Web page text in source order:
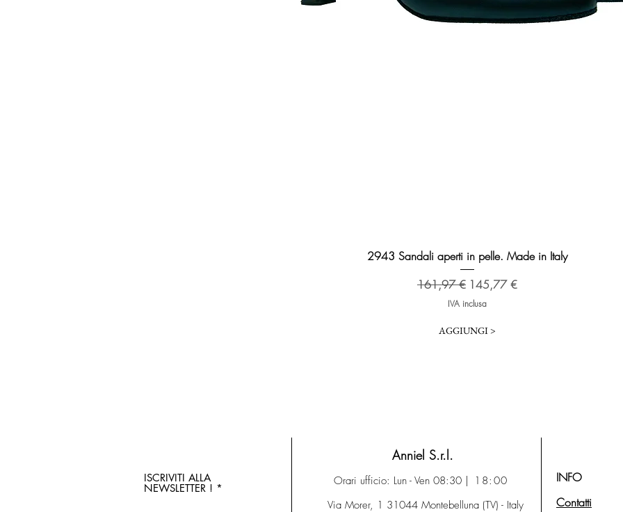
Vista rapida
2943 Sandali aperti in pelle. Made in Italy
Prezzo regolare
161,97 € Prezzo scontato
145,77 €
IVA inclusa
AGGIUNGI >
ISCRIVITI ALLA
NEWSLETTER !
Anniel S.r.l.
Orari ufficio: Lun - Ven 08:30 | 18:00
Via Morer, 1 31044 Montebelluna (TV) - Italy
INFO
Contatti